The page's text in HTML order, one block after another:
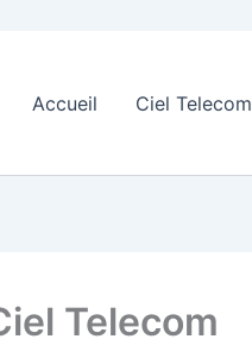
Accueil Ciel Telecom
Telecom